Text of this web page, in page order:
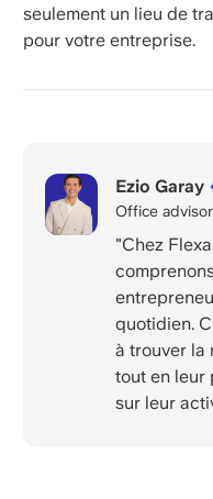
seulement un lieu de
pour votre entreprise.
Ezio Garay
Office advisor
"Chez
quotidien.
à trouver la
tout en leur
sur leur